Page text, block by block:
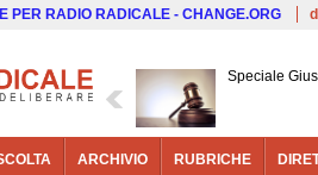
PER RADIO RADICALE - CHANGE.ORG
Speciale
ARCHIVIO RUBRICHE